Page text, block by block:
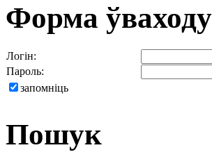
Форма ўваходу
Логін:
Пароль:
запомніць
Пошук